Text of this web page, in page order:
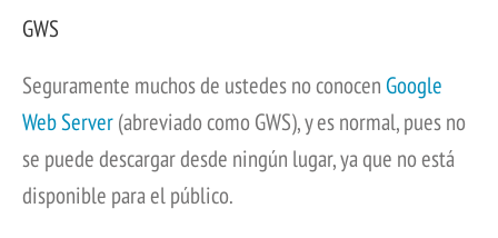
GWS
Seguramente muchos de ustedes no conocen Google
Web Server(abreviado como GWS), y es normal, pues no
se puede descargar desde ningún lugar, ya que no está
disponible para el público.